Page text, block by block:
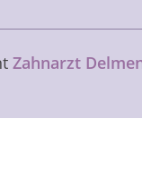
Zahnarzt